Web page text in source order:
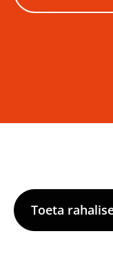
Toeta